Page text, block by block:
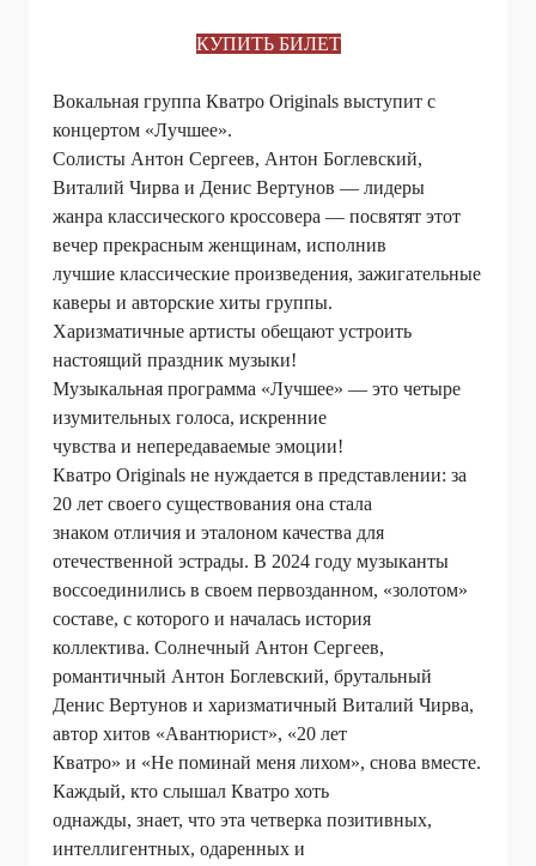
КУПИТЬ БИЛЕТ
Вокальная группа Кватро Originals выступит с
концертом «Лучшее».
Солисты Антон Сергеев, Антон Боглевский,
Виталий Чирва и Денис Вертунов — лидеры
жанра классического кроссовера — посвятят этот
вечер прекрасным женщинам, исполнив
лучшие классические произведения, зажигательные
каверы и авторские хиты группы.
Харизматичные артисты обещают устроить
настоящий праздник музыки!
Музыкальная программа «Лучшее» — это четыре
изумительных голоса, искренние
чувства и непередаваемые эмоции!
Кватро Originals не нуждается в представлении: за
20 лет своего существования она стала
знаком отличия и эталоном качества для
отечественной эстрады. В 2024 году музыканты
воссоединились в своем первозданном, «золотом»
составе, с которого и началась история
коллектива. Солнечный Антон Сергеев,
романтичный Антон Боглевский, брутальный
Денис Вертунов и харизматичный Виталий Чирва,
автор хитов «Авантюрист», «20 лет
Кватро» и «Не поминай меня лихом», снова вместе.
Каждый, кто слышал Кватро хоть
однажды, знает, что эта четверка позитивных,
интеллигентных, одаренных и